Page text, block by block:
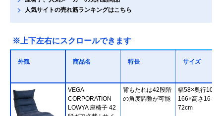
人気サイトの売れ筋ランキングはこちら
※上下左右にスクロールできます
外観 商品名 特長 サイズ
VEGA
CORPORATION
LOWYA 座椅子 42
背もたれは42段階
の角度調整が可能
幅58×奥行109～
166×高さ16～
72cm